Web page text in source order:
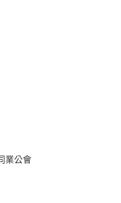
業公會